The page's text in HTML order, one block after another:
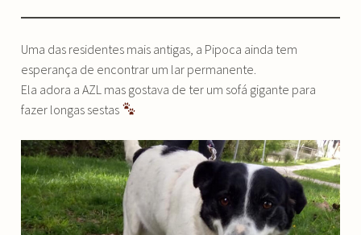
Uma das residentes mais antigas, a Pipoca ainda tem
esperança de encontrar um lar permanente.
Ela adora a AZL mas gostava de ter um sofá gigante para
fazer longas sestas